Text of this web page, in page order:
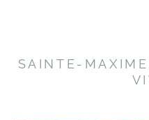
SAINTE-